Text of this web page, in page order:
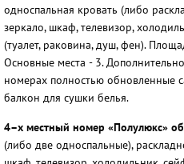
односпальная кровать (либо
зеркало, шкаф, телевизор,
(туалет, раковина, душ, фен).
Основные места - 3.
номерах полностью обновленные
балкон для сушки белья.
4–х местный номер «Полулюкс»
(либо две односпальные),